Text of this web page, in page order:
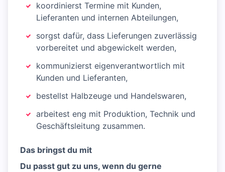
koordinierst Termine mit Kunden,
Lieferanten und internen Abteilungen,
sorgst dafür, dass Lieferungen zuverlässig
vorbereitet und abgewickelt werden,
kommunizierst eigenverantwortlich mit
Kunden und Lieferanten,
bestellst Halbzeuge und Handelswaren,
arbeitest eng mit Produktion, Technik und
Geschäftsleitung zusammen.
Das bringst du mit
Du passt gut zu uns, wenn du gerne